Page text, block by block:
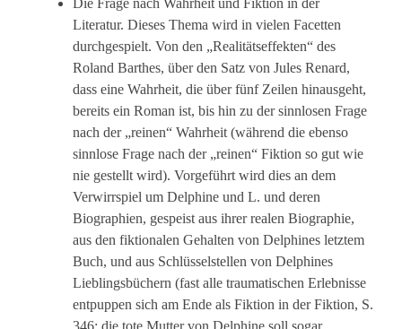
Die Frage nach Wahrheit und Fiktion in der
Literatur. Dieses Thema wird in vielen Facetten
durchgespielt. Von den „Realitätseffekten“ des
Roland Barthes, über den Satz von Jules Renard,
dass eine Wahrheit, die über fünf Zeilen hinausgeht,
bereits ein Roman ist, bis hin zu der sinnlosen Frage
nach der „reinen“ Wahrheit (während die ebenso
sinnlose Frage nach der „reinen“ Fiktion so gut wie
nie gestellt wird). Vorgeführt wird dies an dem
Verwirrspiel um Delphine und L. und deren
Biographien, gespeist aus ihrer realen Biographie,
aus den fiktionalen Gehalten von Delphines letztem
Buch, und aus Schlüsselstellen von Delphines
Lieblingsbüchern (fast alle traumatischen Erlebnisse
entpuppen sich am Ende als Fiktion in der Fiktion, S.